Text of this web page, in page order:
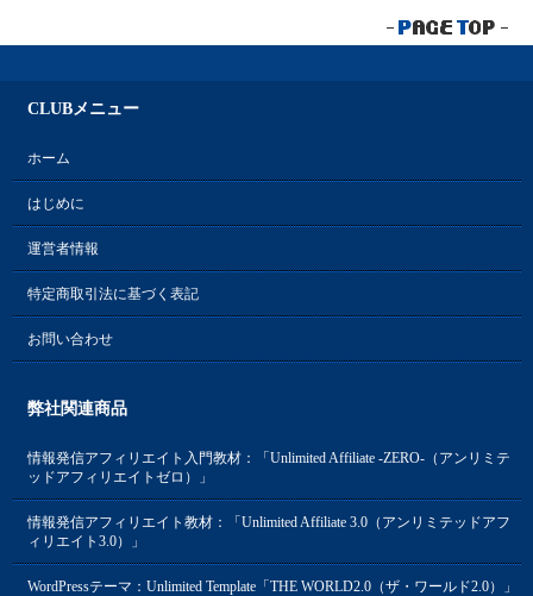
CLUBメニュー
ホーム
はじめに
運営者情報
特定商取引法に基づく表記
お問い合わせ
弊社関連商品
情報発信アフィリエイト入門教材：「Unlimited Affiliate -ZERO-（アンリミテ
ッドアフィリエイトゼロ）」
情報発信アフィリエイト教材：「Unlimited Affiliate 3.0（アンリミテッドアフ
ィリエイト3.0）」
WordPressテーマ：Unlimited Template「THE WORLD2.0（ザ・ワールド2.0）」